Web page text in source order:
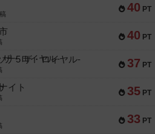
40 PT
40 PT
37 PT
ナ5 ザ・ロイヤル-
35 PT
イト
33 PT